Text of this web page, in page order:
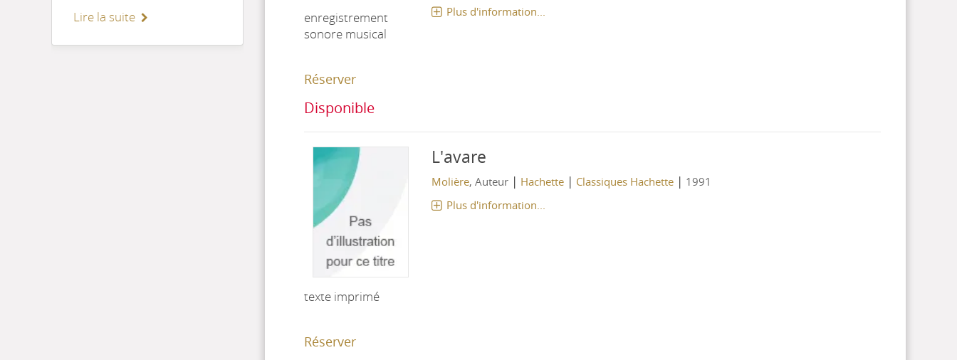
enregistrement
sonore musical
Plus d'information...
Réserver
Disponible
texte imprimé
L'avare
Molière, Auteur | Hachette| Classiques Hachette| 1991
Plus d'information...
Réserver
Lire la suite